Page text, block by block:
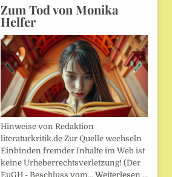
Zum Tod von Monika
Helfer
Hinweise von Redaktion
literaturkritik.de Zur Quelle wechseln
Einbinden fremder Inhalte im Web ist
keine Urheberrechtsverletzung! (Der
EuGH - Beschluss vom… Weiterlesen …